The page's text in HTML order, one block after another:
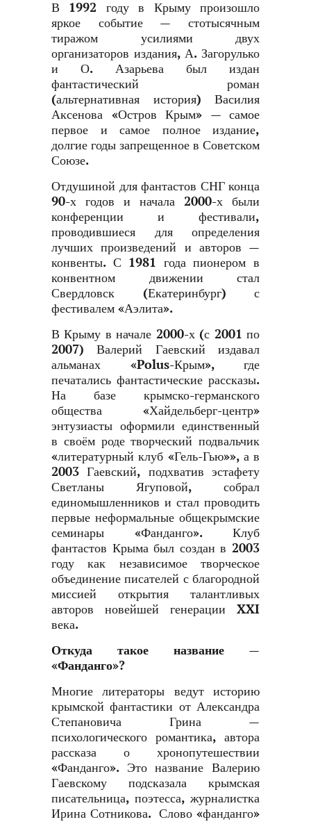
В 1992 году в Крыму произошло
яркое событие — стотысячным
тиражом усилиями двух
организаторов издания, А. Загорулько
и О. Азарьева был издан
фантастический роман
(альтернативная история) Василия
Аксенова «Остров Крым» — самое
первое и самое полное издание,
долгие годы запрещенное в Советском
Союзе.
Отдушиной для фантастов СНГ конца
90-х годов и начала 2000-х были
конференции и фестивали,
проводившиеся для определения
лучших произведений и авторов —
конвенты. С 1981 года пионером в
конвентном движении стал
Свердловск (Екатеринбург) с
фестивалем «Аэлита».
В Крыму в начале 2000-х (с 2001 по
2007) Валерий Гаевский издавал
альманах «Polus-Крым», где
печатались фантастические рассказы.
На базе крымско-германского
общества «Хайдельберг-центр»
энтузиасты оформили единственный
в своём роде творческий подвальчик
«литературный клуб «Гель-Гью»», а в
2003 Гаевский, подхватив эстафету
Светланы Ягуповой, собрал
единомышленников и стал проводить
первые неформальные общекрымские
семинары «Фанданго». Клуб
фантастов Крыма был создан в 2003
году как независимое творческое
объединение писателей с благородной
миссией открытия талантливых
авторов новейшей генерации XXI
века.
Откуда такое название —
«Фанданго»?
Многие литераторы ведут историю
крымской фантастики от Александра
Степановича Грина —
психологического романтика, автора
рассказа о хронопутешествии
«Фанданго». Это название Валерию
Гаевскому подсказала крымская
писательница, поэтесса, журналистка
Ирина Сотникова. Слово «фанданго»